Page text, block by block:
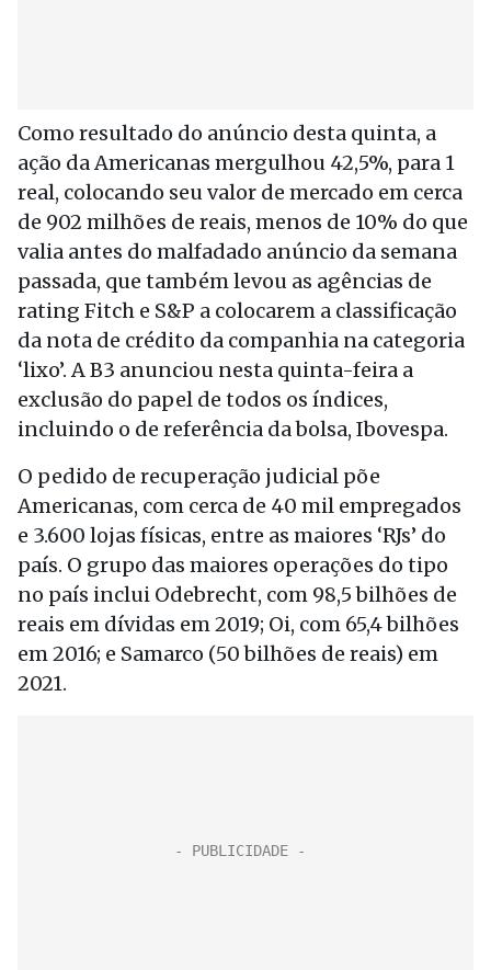
Como resultado do anúncio desta quinta, a
ação da Americanas mergulhou 42,5%, para 1
real, colocando seu valor de mercado em cerca
de 902 milhões de reais, menos de 10% do que
valia antes do malfadado anúncio da semana
passada, que também levou as agências de
rating Fitch e S&P a colocarem a classificação
da nota de crédito da companhia na categoria
‘lixo’. A B3 anunciou nesta quinta-feira a
exclusão do papel de todos os índices,
incluindo o de referência da bolsa, Ibovespa.
O pedido de recuperação judicial põe
Americanas, com cerca de 40 mil empregados
e 3.600 lojas físicas, entre as maiores ‘RJs’ do
país. O grupo das maiores operações do tipo
no país inclui Odebrecht, com 98,5 bilhões de
reais em dívidas em 2019; Oi, com 65,4 bilhões
em 2016; e Samarco (50 bilhões de reais) em
2021.